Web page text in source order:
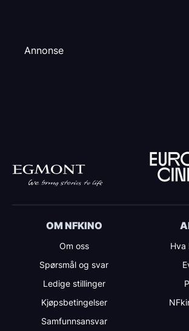
Annonse
OM NFKINO
Om oss
Spørsmål og svar
Ledige stillinger
Kjøpsbetingelser
Samfunnsansvar
Hva